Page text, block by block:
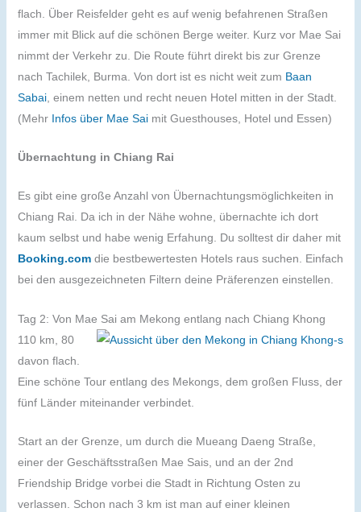
flach. Über Reisfelder geht es auf wenig befahrenen Straßen
immer mit Blick auf die schönen Berge weiter. Kurz vor Mae Sai
nimmt der Verkehr zu. Die Route führt direkt bis zur Grenze
nach Tachilek, Burma. Von dort ist es nicht weit zum Baan
Sabai, einem netten und recht neuen Hotel mitten in der Stadt.
(Mehr Infos über Mae Saimit Guesthouses, Hotel und Essen)
Übernachtung in Chiang Rai
Es gibt eine große Anzahl von Übernachtungsmöglichkeiten in
Chiang Rai. Da ich in der Nähe wohne, übernachte ich dort
kaum selbst und habe wenig Erfahung. Du solltest dir daher mit
Booking.comdie bestbewertesten Hotels raus suchen. Einfach
bei den ausgezeichneten Filtern deine Präferenzen einstellen.
Tag 2: Von Mae Sai am Mekong entlang nach Chiang Khong
110 km, 80
davon flach.
Eine schöne Tour entlang des Mekongs, dem großen Fluss, der
fünf Länder miteinander verbindet.
Start an der Grenze, um durch die Mueang Daeng Straße,
einer der Geschäftsstraßen Mae Sais, und an der 2nd
Friendship Bridge vorbei die Stadt in Richtung Osten zu
verlassen. Schon nach 3 km ist man auf einer kleinen